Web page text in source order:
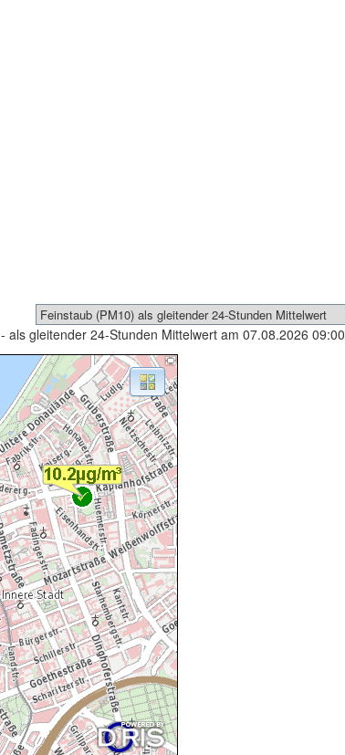
- als gleitender 24-Stunden Mittelwert am 07.08.2026 09:00